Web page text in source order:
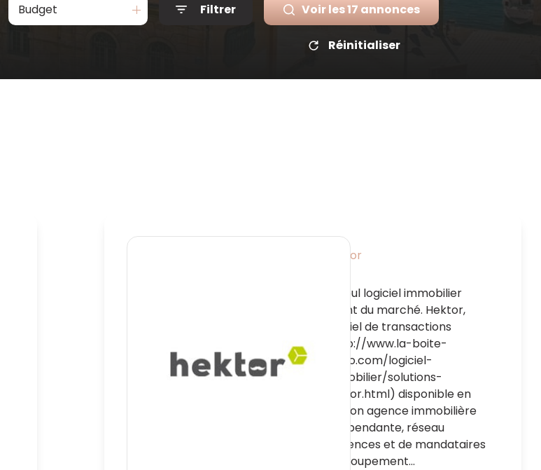
Budget Filtrer Voir les17 annonces
Réinitialiser
Hektor
Le seul logiciel immobilier
vivant du marché. Hektor,
logiciel de transactions
(http://www.la-boite-
immo.com/logiciel-
immobilier/solutions-
Hektor.html) disponible en
version agence immobilière
indépendante, réseau
d'agences et de mandataires
et groupement...